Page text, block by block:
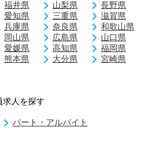
福井県 山梨県
長野県
愛知県 三重県
滋賀県
兵庫県 奈良県
和歌山県
岡山県 広島県
山口県
愛媛県 高知県
福岡県
熊本県 大分県
宮崎県
求人を探す
パート・アルバイト